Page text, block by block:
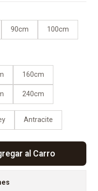
90cm 100cm
160cm
240cm
Antracite
al Carro